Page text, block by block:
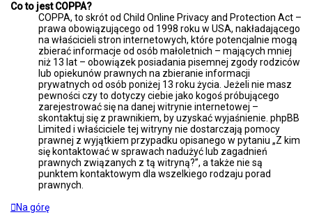
Co to jest COPPA?
COPPA, to skrót od Child Online Privacy and Protection Act –
prawa obowiązującego od 1998 roku w USA, nakładającego
na właścicieli stron internetowych, które potencjalnie mogą
zbierać informacje od osób małoletnich – mających mniej
niż 13 lat – obowiązek posiadania pisemnej zgody rodziców
lub opiekunów prawnych na zbieranie informacji
prywatnych od osób poniżej 13 roku życia. Jeżeli nie masz
pewności czy to dotyczy ciebie jako kogoś próbującego
zarejestrować się na danej witrynie internetowej –
skontaktuj się z prawnikiem, by uzyskać wyjaśnienie. phpBB
Limited i właściciele tej witryny nie dostarczają pomocy
prawnej z wyjątkiem przypadku opisanego w pytaniu „Z kim
się kontaktować w sprawach nadużyć lub zagadnień
prawnych związanych z tą witryną?”, a także nie są
punktem kontaktowym dla wszelkiego rodzaju porad
prawnych.
Na górę